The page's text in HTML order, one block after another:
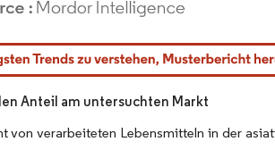
erfordert Namensnennung gemäß CC BY 4.0.
Anteil am untersuchten Markt
von verarbeiteten Lebensmitteln in der